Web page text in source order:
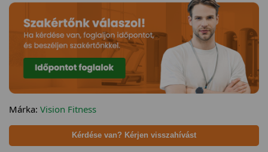
Márka: Vision Fitness
Kérdése van? Kérjen visszahívást